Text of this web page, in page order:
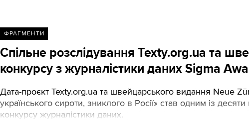
ФРАГМЕНТИ
Спільне розслідування Texty.org.ua та
конкурсу з журналістики даних Sigma
Дата-проєкт Texty.org.ua та швейцарського видання Neue
українського сироти, зниклого в Росії» став одним із
конкурсу журналістики даних.